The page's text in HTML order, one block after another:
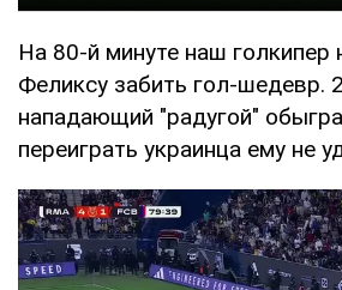
На 80-й минуте наш голкипер
Феликсу забить гол-шедевр.
нападающий "радугой"
переиграть украинца ему не